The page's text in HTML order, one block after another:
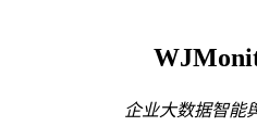
企业大数据智能